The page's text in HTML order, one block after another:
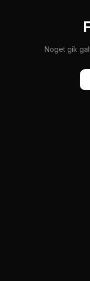
Noget gik